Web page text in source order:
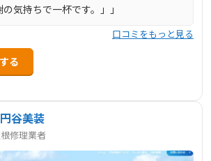
気持ちで一杯です。」」
口コミをもっと見る
る
谷美装
修理業者